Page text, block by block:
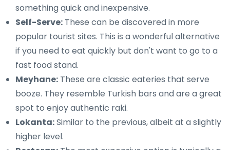
something quick and inexpensive.
Self-Serve: These can be discovered in more
popular tourist sites. This is a wonderful alternative
if you need to eat quickly but don't want to go to a
fast food stand.
Meyhane: These are classic eateries that serve
booze. They resemble Turkish bars and are a great
spot to enjoy authentic raki.
Lokanta:Similar to the previous, albeit at a slightly
higher level.